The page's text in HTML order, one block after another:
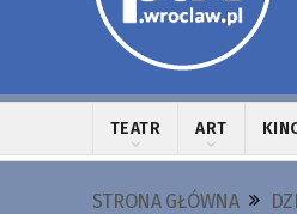
TEATR ART
STRONA GŁÓWNA